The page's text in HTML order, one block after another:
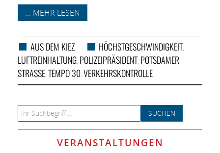
... MEHR LESEN
AUS DEM KIEZ HÖCHSTGESCHWINDIGKEIT,
LUFTREINHALTUNG, POLIZEIPRÄSIDENT, POTSDAMER
STRASSE ,TEMPO 30,VERKEHRSKONTROLLE
Search for:
VERANSTALTUNGEN